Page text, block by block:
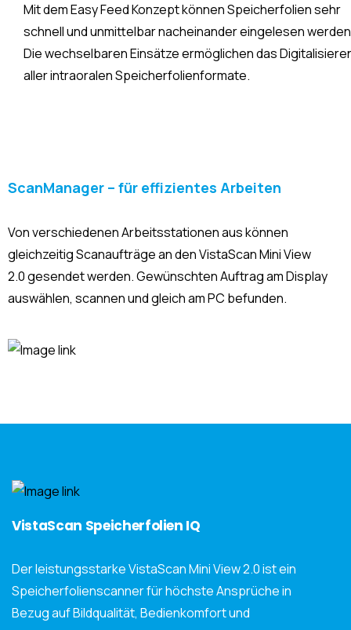
Mit dem Easy Feed Konzept können Speicherfolien sehr
schnell und unmittelbar nacheinander eingelesen
Die wechselbaren Einsätze ermöglichen das
aller intraoralen Speicherfolienformate.
ScanManager – für effizientes Arbeiten
Von verschiedenen Arbeitsstationen aus können
gleichzeitig Scanaufträge an den VistaScan Mini View
2.0 gesendet werden. Gewünschten Auftrag am Display
auswählen, scannen und gleich am PC befunden.
VistaScan Speicherfolien IQ
Der leistungsstarke VistaScan Mini View 2.0 ist ein
Speicherfolienscanner für höchste Ansprüche in
Bezug auf Bildqualität, Bedienkomfort und